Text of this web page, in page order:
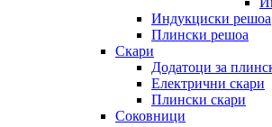
Индукциски решоа
Плински решоа
Скари
Додатоци за
Електрични скари
Плински скари
Соковници